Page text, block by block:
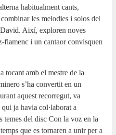
habitualment cants,
les melodies i solos del
Així, exploren noves
flamenc i un cantaor convisquen
tocant amb el mestre de la
s’ha convertit en un
aquest recorregut, va
ja havia col·laborat a
temes del disc Con la voz en la
que es tornaren a unir per a